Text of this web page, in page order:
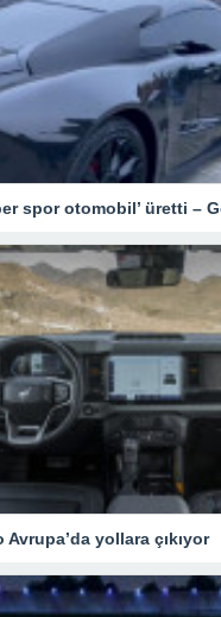
spor otomobil’ üretti –
yollara çıkıyor